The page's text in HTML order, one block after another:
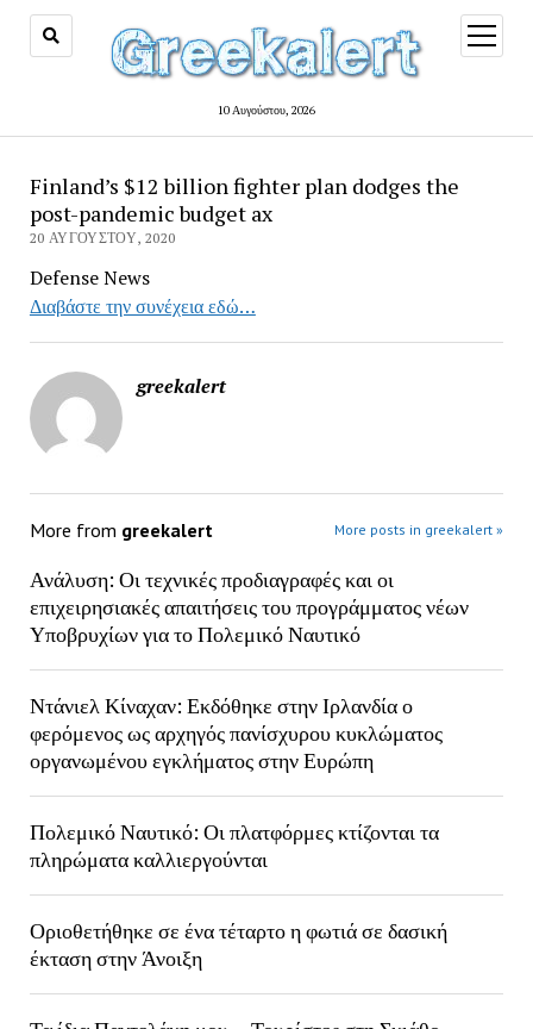
10 Αυγούστου, 2026
open
menu
Finland’s $12 billion fighter plan dodges the
post-pandemic budget ax
20 ΑΥΓΟΎΣΤΟΥ, 2020
Defense News
Διαβάστε την συνέχεια εδώ…
greekalert
More from greekalert More posts in greekalert »
Ανάλυση: Οι τεχνικές προδιαγραφές και οι
επιχειρησιακές απαιτήσεις του προγράμματος νέων
Υποβρυχίων για το Πολεμικό Ναυτικό
Ντάνιελ Κίναχαν: Εκδόθηκε στην Ιρλανδία ο
φερόμενος ως αρχηγός πανίσχυρου κυκλώματος
οργανωμένου εγκλήματος στην Ευρώπη
Πολεμικό Ναυτικό: Οι πλατφόρμες κτίζονται τα
πληρώματα καλλιεργούνται
Οριοθετήθηκε σε ένα τέταρτο η φωτιά σε δασική
έκταση στην Άνοιξη